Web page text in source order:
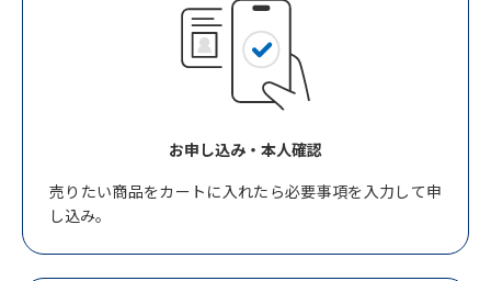
お申し込み・本人確認
売りたい商品をカートに入れたら必要事項を入力して申
し込み。